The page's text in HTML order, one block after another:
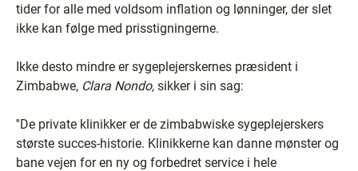
tider for alle med voldsom inflation og lønninger, der slet
ikke kan følge med prisstigningerne.
Ikke desto mindre er sygeplejerskernes præsident i
Zimbabwe, Clara Nondo, sikker i sin sag:
''De private klinikker er de zimbabwiske sygeplejerskers
største succes-historie. Klinikkerne kan danne mønster og
bane vejen for en ny og forbedret service i hele